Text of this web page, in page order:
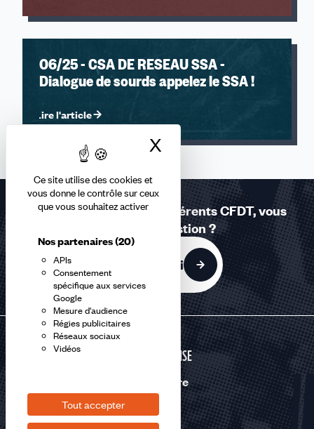
Ce site utilise des cookies et
vous donne le contrôle sur ceux
que vous souhaitez activer
Nos partenaires(20)
APIs
Consentement
spécifique aux services
Google
Mesure d'audience
Régies publicitaires
Réseaux sociaux
Vidéos
Tout accepter
X Masquer le
06/25 - CSA DE RESEAU SSA -
Dialogue de sourds appelez le SSA !
Lire l'article
Réponses à la carte - Adhérents CFDT, vous
avez une question ?
C'est par ici
DÉFENSE
Nous suivre